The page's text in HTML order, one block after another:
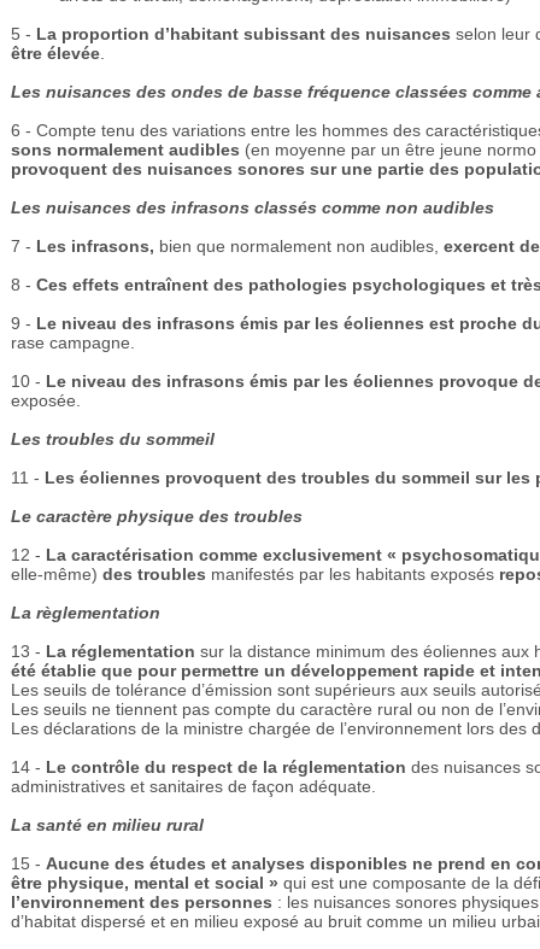
5 - La proportion d’habitant subissant des nuisances selon leur
être élevée
Les nuisances des ondes de basse fréquence classées comme
6 - Compte tenu des variations entre les hommes des
sons normalement audibles (en moyenne par un être jeune
provoquent des nuisances sonores sur une partie des
Les nuisances des infrasons classés comme non audibles
7 - Les infrasons, bien que normalement non audibles, exercent
8 - Ces effets entraînent des pathologies psychologiques et
9 - Le niveau des infrasons émis par les éoliennes est proche
rase campagne.
10 - Le niveau des infrasons émis par les éoliennes provoque
exposée.
Les troubles du sommeil
11 - Les éoliennes provoquent des troubles du sommeil sur les
Le caractère physique des troubles
12 - La caractérisation comme exclusivement «
elle-même) des troubles manifestés par les habitants exposés
La règlementation
13 - La réglementation sur la distance minimum des éoliennes
été établie que pour permettre un développement rapide et
Les seuils de tolérance d’émission sont supérieurs aux seuils
Les seuils ne tiennent pas compte du caractère rural ou non de
Les déclarations de la ministre chargée de l’environnement lors
14 - Le contrôle du respect de la réglementation des nuisances
administratives et sanitaires de façon adéquate.
La santé en milieu rural
15 - Aucune des études et analyses disponibles ne prend en
être physique, mental et social » qui est une composante de la
l’environnement des personnes : les nuisances sonores
d’habitat dispersé et en milieu exposé au bruit comme un milieu